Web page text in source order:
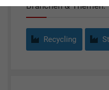
Branchen & Themen:
Recycling